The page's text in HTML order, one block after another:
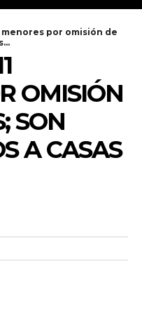
menores por omisión de
OMISIÓN
SON
A CASAS